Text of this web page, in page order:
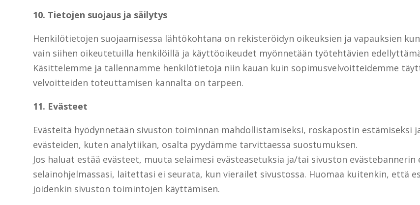
10. Tietojen suojaus ja säilytys
Henkilötietojen suojaamisessa lähtökohtana on rekisteröidyn oikeuksien ja vapauksien
vain siihen oikeutetuilla henkilöillä ja käyttöoikeudet myönnetään työtehtävien
Käsittelemme ja tallennamme henkilötietoja niin kauan kuin sopimusvelvoitteidemme
velvoitteiden toteuttamisen kannalta on tarpeen.
11. Evästeet
Evästeitä hyödynnetään sivuston toiminnan mahdollistamiseksi, roskapostin estämiseksi
evästeiden, kuten analytiikan, osalta pyydämme tarvittaessa suostumuksen.
Jos haluat estää evästeet, muuta selaimesi evästeasetuksia ja/tai sivuston
selainohjelmassasi, laitettasi ei seurata, kun vierailet sivustossa. Huomaa kuitenkin, että
joidenkin sivuston toimintojen käyttämisen.